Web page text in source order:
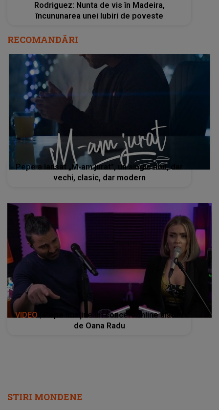
Rodriguez: Nunta de vis în Madeira,
încununarea unei Iubiri de poveste
RECOMANDĂRI
Pepe a lansat „M-am jurat", un single nou, dar
vechi, clasic, dar modern
VIDEO | Pepe susţine un concert online alături
de Oana Radu
STIRI MONDENE